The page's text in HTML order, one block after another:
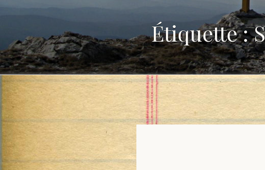
Étiquette :